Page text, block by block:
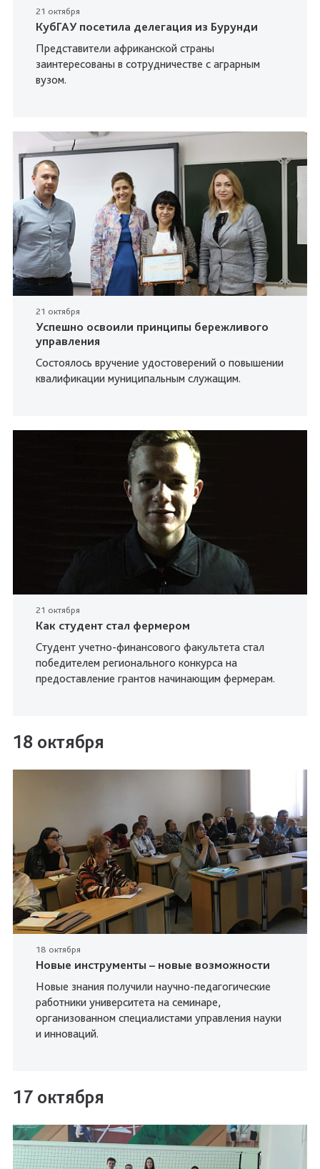
21 октября
КубГАУ посетила делегация из Бурунди
Представители африканской страны
заинтересованы в сотрудничестве с аграрным
вузом.
21 октября
Успешно освоили принципы бережливого
управления
Состоялось вручение удостоверений о повышении
квалификации муниципальным служащим.
21 октября
Как студент стал фермером
Студент учетно-финансового факультета стал
победителем регионального конкурса на
предоставление грантов начинающим фермерам.
18 октября
18 октября
Новые инструменты – новые возможности
Новые знания получили научно-педагогические
работники университета на семинаре,
организованном специалистами управления науки
и инноваций.
17 октября